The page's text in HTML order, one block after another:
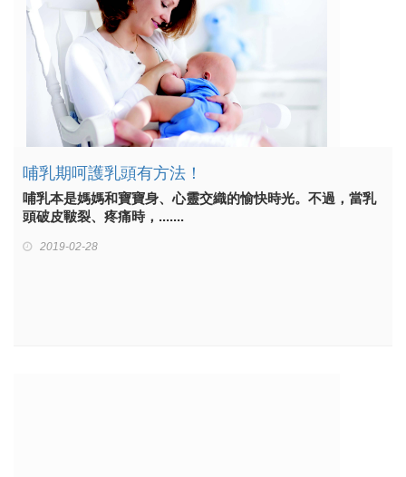
哺乳期呵護乳頭有方法！
哺乳本是媽媽和寶寶身、心靈交織的愉快時光。不過，當乳
頭破皮皸裂、疼痛時，.......
2019-02-28